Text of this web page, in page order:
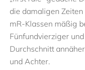
die damaligen
mR-Klassen mäßig
Fünfundvierziger
Durchschnitt
und Achter.